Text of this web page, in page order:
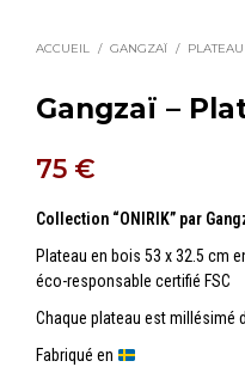
ACCUEIL / GANGZAÏ /
Gangzaï –
75 €
Collection “ONIRIK” par
Plateau en bois 53 x 32.5 cm
éco-responsable certifié FSC
Chaque plateau est millésimé
Fabriqué en